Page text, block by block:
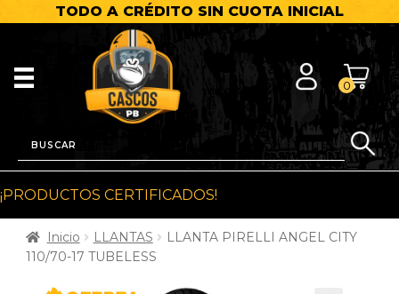
TODO A CRÉDITO SIN CUOTA INICIAL
0
¡PRODUCTOS CERTIFICADOS!
Inicio LLANTAS
LLANTA PIRELLI ANGEL CITY
110/70-17 TUBELESS